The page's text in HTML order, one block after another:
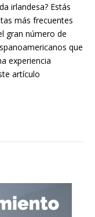
irlandesa? Estás
más frecuentes
gran número de
que
experiencia
artículo